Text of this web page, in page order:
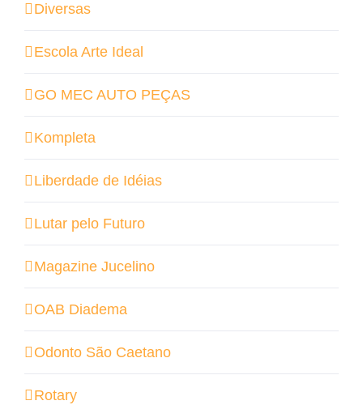
Diversas
Escola Arte Ideal
GO MEC AUTO PEÇAS
Kompleta
Liberdade de Idéias
Lutar pelo Futuro
Magazine Jucelino
OAB Diadema
Odonto São Caetano
Rotary